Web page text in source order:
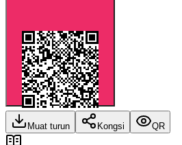
Muat turun Kongsi QR